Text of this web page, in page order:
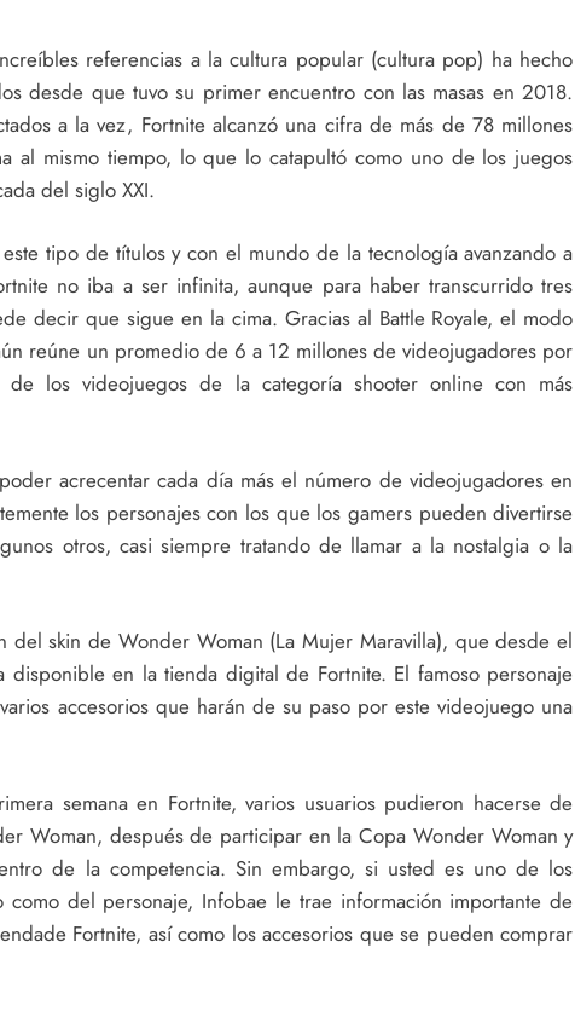
referencias a la cultura popular (cultura pop) ha hecho
desde que tuvo su primer encuentro con las masas en 2018.
a la vez, Fortnite alcanzó una cifra de más de 78 millones
al mismo tiempo, lo que lo catapultó como uno de los juegos
del siglo XXI.
tipo de títulos y con el mundo de la tecnología avanzando a
no iba a ser infinita, aunque para haber transcurrido tres
decir que sigue en la cima. Gracias al Battle Royale, el modo
reúne un promedio de 6 a 12 millones de videojugadores por
los videojuegos de la categoría shooter online con más
acrecentar cada día más el número de videojugadores en
los personajes con los que los gamers pueden divertirse
otros, casi siempre tratando de llamar a la nostalgia o la
del skin de Wonder Woman (La Mujer Maravilla), que desde el
disponible en la tienda digital de Fortnite. El famoso personaje
accesorios que harán de su paso por este videojuego una
semana en Fortnite, varios usuarios pudieron hacerse de
Woman, después de participar en la Copa Wonder Woman y
de la competencia. Sin embargo, si usted es uno de los
como del personaje, Infobae le trae información importante de
Fortnite, así como los accesorios que se pueden comprar